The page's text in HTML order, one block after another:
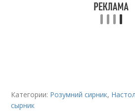
Категории: Розумний сирник,
сырник